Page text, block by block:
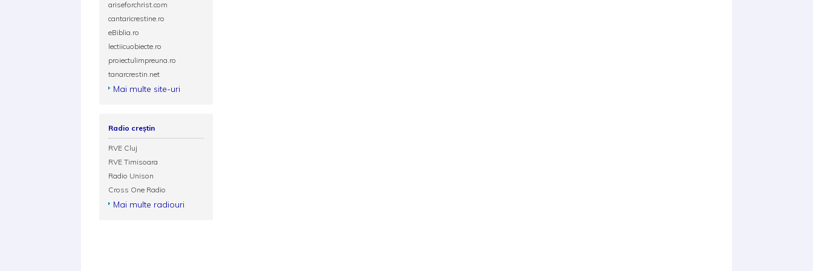
ariseforchrist.com
cantaricrestine.ro
eBiblia.ro
lectiicuobiecte.ro
proiectulimpreuna.ro
tanarcrestin.net
Mai multe site-uri
Radio creștin
RVE Cluj
RVE Timisoara
Radio Unison
Cross One Radio
Mai multe radiouri